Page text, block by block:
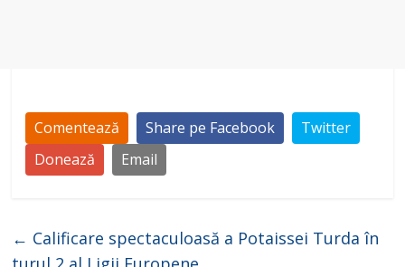
Comentează Share pe Facebook
Twitter
Donează
Email
← Calificare spectaculoasă a Potaissei Turda în